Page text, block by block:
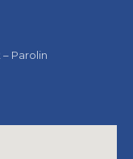
– Parolin